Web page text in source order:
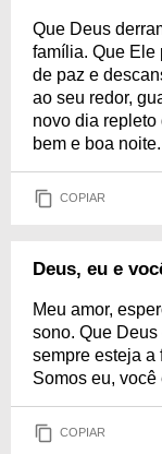
Que Deus
família. Que Ele
de paz e
ao seu redor,
novo dia
bem e boa noite.
COPIAR
Deus, eu e
Meu amor,
sono. Que
sempre esteja a
Somos eu, você
COPIAR